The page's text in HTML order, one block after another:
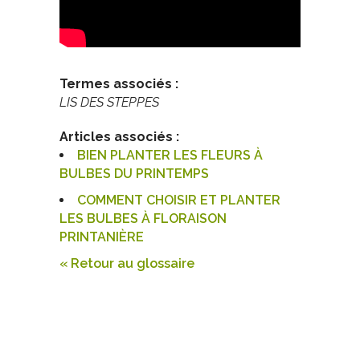
Termes associés :
LIS DES STEPPES
Articles associés :
BIEN PLANTER LES FLEURS À
BULBES DU PRINTEMPS
COMMENT CHOISIR ET PLANTER
LES BULBES À FLORAISON
PRINTANIÈRE
« Retour au glossaire